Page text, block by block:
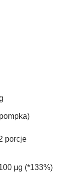
porcje
µg (*133%)